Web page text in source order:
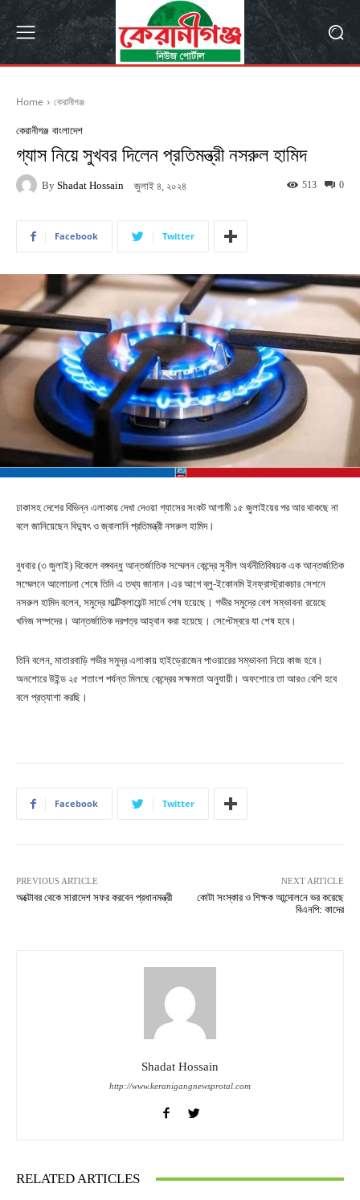
Home কেরানীগঞ্জ
কেরানীগঞ্জ বাংলাদেশ
গ্যাস নিয়ে সুখবর দিলেন প্রতিমন্ত্রী নসরুল হামিদ
By Shadat Hossain জুলাই ৪, ২০২৪ 0
513
Facebook Twitter
ঢাকাসহ দেশের বিভিন্ন এলাকায় দেখা দেওয়া গ্যাসের সংকট আগামী ১৫ জুলাইয়ের পর আর থাকছে না
বলে জানিয়েছেন বিদ্যুৎ ও জ্বালানি প্রতিমন্ত্রী নসরুল হামিদ।
বুধবার (৩ জুলাই) বিকেলে বঙ্গবন্ধু আন্তর্জাতিক সম্মেলন কেন্দ্রে সুনীল অর্থনীতিবিষয়ক এক আন্তর্জাতিক
সম্মেলনে আলোচনা শেষে তিনি এ তথ্য জানান।এর আগে ব্লু-ইকোনমি ইনফ্রাস্ট্রাকচার সেশনে
নসরুল হামিদ বলেন, সমুদ্রে মাল্টিক্লায়েন্ট সার্ভে শেষ হয়েছে। গভীর সমুদ্রে বেশ সম্ভাবনা রয়েছে
খনিজ সম্পদের। আন্তর্জাতিক দরপত্র আহ্বান করা হয়েছে। সেপ্টেম্বরে যা শেষ হবে।
তিনি বলেন, মাতারবাড়ি গভীর সমুদ্র এলাকায় হাইড্রোজেন পাওয়ারের সম্ভাবনা নিয়ে কাজ হবে।
অনশোরে উইন্ড ২৫ শতাংশ পর্যন্ত মিলছে কেন্দ্রের সক্ষমতা অনুযায়ী। অফশোরে তা আরও বেশি হবে
বলে প্রত্যাশা করছি।
Facebook Twitter
PREVIOUS ARTICLE
অক্টোবর থেকে সারাদেশ সফর করবেন প্রধানমন্ত্রী
NEXT ARTICLE
কোটা সংস্কার ও শিক্ষক আন্দোলনে ভর করেছে
বিএনপি: কাদের
Shadat Hossain
http://www.keranigangnewsprotal.com
RELATED ARTICLES